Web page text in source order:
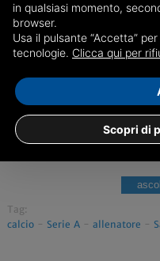
Tag:
calcio- Serie A- allenatore -
in qualsiasi momento,
browser.
Usa il pulsante “Accetta”
tecnologie. Clicca qui per
Scopri di